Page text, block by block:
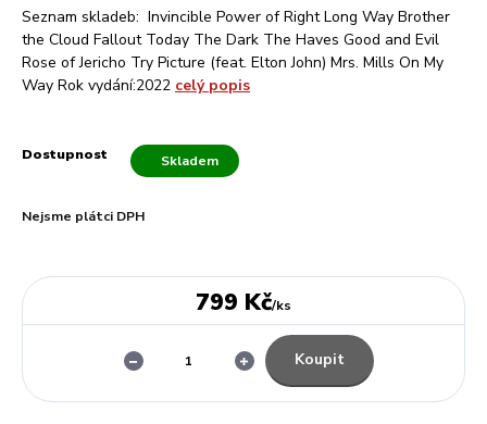
Seznam skladeb: Invincible Power of Right Long Way Brother
the Cloud Fallout Today The Dark The Haves Good and Evil
Rose of Jericho Try Picture (feat. Elton John) Mrs. Mills On My
Way Rok vydání:2022 celý popis
Dostupnost Skladem
Nejsme plátci DPH
799 Kč/ks
Koupit